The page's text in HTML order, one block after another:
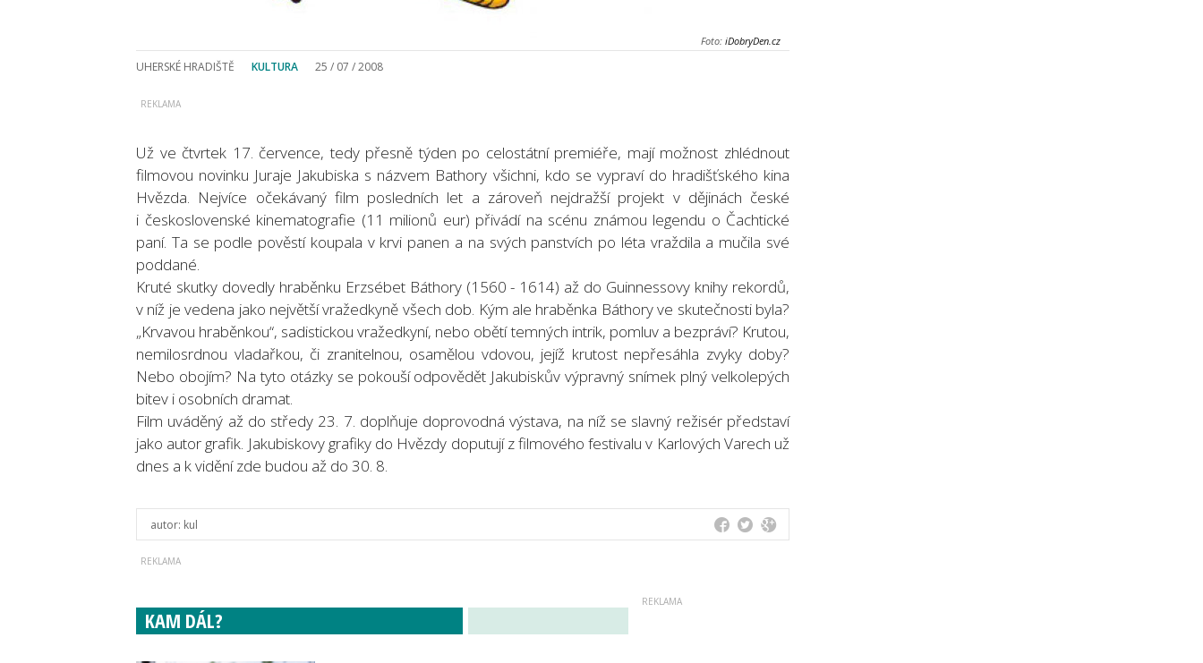
Foto: iDobryDen.cz
UHERSKÉ HRADIŠTĚ KULTURA 25 / 07 / 2008
Už ve čtvrtek 17. července, tedy přesně týden po celostátní premiéře, mají možnost zhlédnout
filmovou novinku Juraje Jakubiska s názvem Bathory všichni, kdo se vypraví do hradišťského kina
Hvězda. Nejvíce očekávaný film posledních let a zároveň nejdražší projekt v dějinách české
i československé kinematografie (11 milionů eur) přivádí na scénu známou legendu o Čachtické
paní. Ta se podle pověstí koupala v krvi panen a na svých panstvích po léta vraždila a mučila své
poddané.
Kruté skutky dovedly hraběnku Erzsébet Báthory (1560 - 1614) až do Guinnessovy knihy rekordů,
v níž je vedena jako největší vražedkyně všech dob. Kým ale hraběnka Báthory ve skutečnosti byla?
„Krvavou hraběnkou“, sadistickou vražedkyní, nebo obětí temných intrik, pomluv a bezpráví? Krutou,
nemilosrdnou vladařkou, či zranitelnou, osamělou vdovou, jejíž krutost nepřesáhla zvyky doby?
Nebo obojím? Na tyto otázky se pokouší odpovědět Jakubiskův výpravný snímek plný velkolepých
bitev i osobních dramat.
Film uváděný až do středy 23. 7. doplňuje doprovodná výstava, na níž se slavný režisér představí
jako autor grafik. Jakubiskovy grafiky do Hvězdy doputují z filmového festivalu v Karlových Varech už
dnes a k vidění zde budou až do 30. 8.
autor: kul
KAM DÁL?